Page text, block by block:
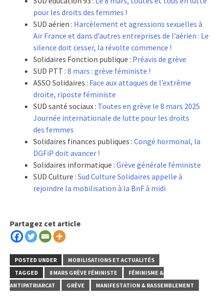
pour les droits des femmes !
SUD aérien : Harcèlement et agressions sexuelles à
Air France et dans d’autres entreprises de l’aérien : Le
silence doit cesser, la révolte commence !
Solidaires Fonction publique : Préavis de grève
SUD PTT : 8 mars : grève féministe !
ASSO Solidaires : Face aux attaques de l’extrême
droite, riposte féministe
SUD santé sociaux : Toutes en grève le 8 mars 2025
Journée internationale de lutte pour les droits
des femmes
Solidaires finances publiques : Congé hormonal, la
DGFiP doit avancer !
Solidaires informatique : Grève générale féministe
SUD Culture : Sud Culture Solidaires appelle à
rejoindre la mobilisation à la BnF à midi
Partagez cet article
POSTED UNDER
MOBILISATIONS ET ACTUALITÉS
TAGGED
8 MARS GRÈVE FÉMINISTE
FÉMINISME &
ANTIPATRIARCAT
GRÈVE MANIFESTATION & RASSEMBLEMENT